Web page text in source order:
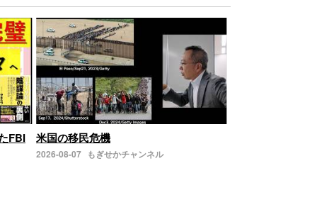
FBI 米国の移民危機
2026-08-07 もぎせかチャンネル